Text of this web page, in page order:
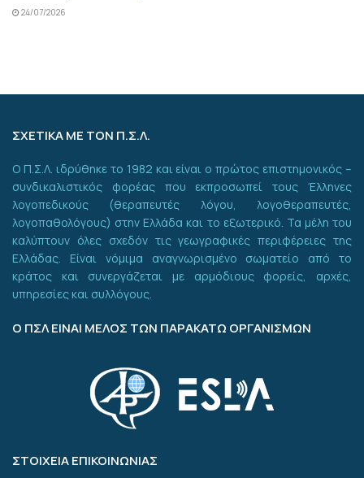
24/07/2026
ΣΧΕΤΙΚΑ ΜΕ ΤΟΝ Π.Σ.Λ.
Ο Π.Σ.Λ. ιδρύθηκε το 1982 και είναι ο πρώτος επιστημονικός –
συνδικαλιστικός φορέας που εκπροσωπεί τους Έλληνες
λογοπεδικούς (θεραπευτές λόγου, λογοθεραπευτές,
λογοπαθολόγους) στην Ελλάδα και το εξωτερικό. Τα μέλη του
καλύπτουν όλες σχεδόν τις γεωγραφικές περιφέρειες της
Ελλάδας. Είναι νόμιμα αναγνωρισμένο σωματείο από το
κράτος και συνεργάζεται με αρμόδιους φορείς, αρχές,
υπηρεσίες και συλλόγους.
Ο ΠΣΛ ΕΙΝΑΙ ΜΕΛΟΣ ΤΩΝ ΠΑΡΑΚΑΤΩ ΟΡΓΑΝΙΣΜΩΝ
ΣΤΟΙΧΕΙΑ ΕΠΙΚΟΙΝΩΝΙΑΣ